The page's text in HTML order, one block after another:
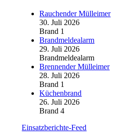
Rauchender Mülleimer
30. Juli 2026
Brand 1
Brandmeldealarm
29. Juli 2026
Brandmeldealarm
Brennender Mülleimer
28. Juli 2026
Brand 1
Küchenbrand
26. Juli 2026
Brand 4
Einsatzberichte-Feed